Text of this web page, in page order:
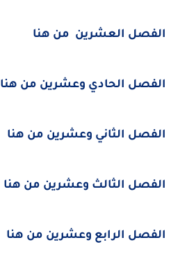
الفصل العشرين من هنا
الفصل الحادي وعشرين من هنا
الفصل الثاني وعشرين من هنا
الفصل الثالث وعشرين من هنا
الفصل الرابع وعشرين من هنا